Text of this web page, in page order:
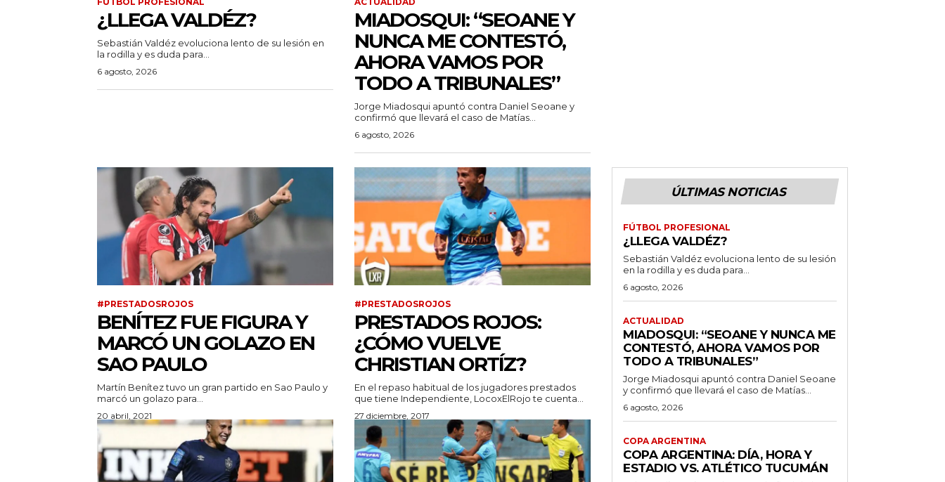
¿LLEGA VALDÉZ?
Sebastián Valdéz evoluciona lento de su lesión en
la rodilla y es duda para...
6 agosto, 2026
MIADOSQUI: “SEOANE Y
NUNCA ME CONTESTÓ,
AHORA VAMOS POR
TODO A TRIBUNALES”
Jorge Miadosqui apuntó contra Daniel Seoane y
confirmó que llevará el caso de Matías...
6 agosto, 2026
#PRESTADOSROJOS
BENÍTEZ FUE FIGURA Y
MARCÓ UN GOLAZO EN
SAO PAULO
Martín Benítez tuvo un gran partido en Sao Paulo y
marcó un golazo para...
20 abril, 2021
#PRESTADOSROJOS
PRESTADOS ROJOS:
¿CÓMO VUELVE
CHRISTIAN ORTÍZ?
En el repaso habitual de los jugadores prestados
que tiene Independiente, LocoxElRojo te cuenta...
27 diciembre, 2017
ÚLTIMAS NOTICIAS
FÚTBOL PROFESIONAL
¿LLEGA VALDÉZ?
Sebastián Valdéz evoluciona lento de su lesión
en la rodilla y es duda para...
6 agosto, 2026
ACTUALIDAD
MIADOSQUI: “SEOANE Y NUNCA ME
CONTESTÓ, AHORA VAMOS POR
TODO A TRIBUNALES”
Jorge Miadosqui apuntó contra Daniel Seoane
y confirmó que llevará el caso de Matías...
6 agosto, 2026
COPA ARGENTINA
COPA ARGENTINA: DÍA, HORA Y
ESTADIO VS. ATLÉTICO TUCUMÁN